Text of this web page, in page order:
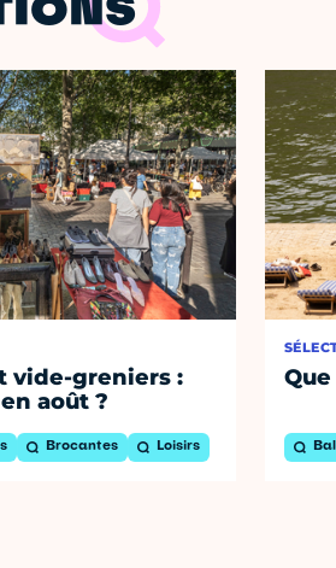
vide-greniers :
août ?
Brocantes Loisirs
Que